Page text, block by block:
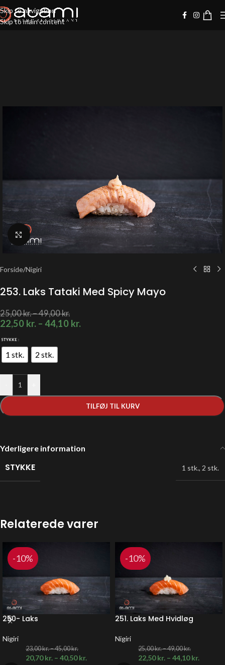
Skip to navigation
Skip to main content
Klik for at forstørre
Forside/Nigiri
253. Laks Tataki Med Spicy Mayo
25,00kr.–49,00kr.
22,50 kr. – 44,10 kr.
STYKKE
1 stk. 2 stk.
TILFØJ TIL KURV
Yderligere information
STYKKE 1 stk., 2 stk.
Relaterede varer
-10%
250- Laks
Nigiri
23,00kr.–45,00kr.
20,70kr. – 40,50kr.
-10%
251. Laks Med Hvidløg
Nigiri
25,00kr.–49,00kr.
22,50kr. – 44,10kr.